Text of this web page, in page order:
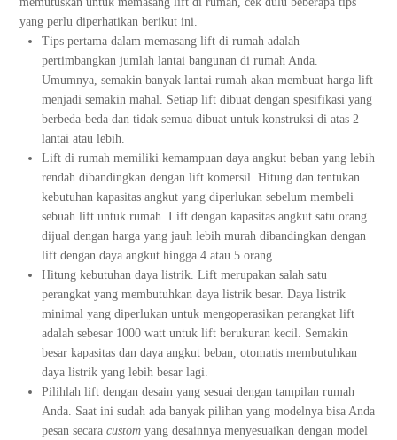
yang perlu diperhatikan berikut ini.
Tips pertama dalam memasang lift di rumah adalah
pertimbangkan jumlah lantai bangunan di rumah Anda.
Umumnya, semakin banyak lantai rumah akan membuat harga lift
menjadi semakin mahal. Setiap lift dibuat dengan spesifikasi yang
berbeda-beda dan tidak semua dibuat untuk konstruksi di atas 2
lantai atau lebih.
Lift di rumah memiliki kemampuan daya angkut beban yang lebih
rendah dibandingkan dengan lift komersil. Hitung dan tentukan
kebutuhan kapasitas angkut yang diperlukan sebelum membeli
sebuah lift untuk rumah. Lift dengan kapasitas angkut satu orang
dijual dengan harga yang jauh lebih murah dibandingkan dengan
lift dengan daya angkut hingga 4 atau 5 orang.
Hitung kebutuhan daya listrik. Lift merupakan salah satu
perangkat yang membutuhkan daya listrik besar. Daya listrik
minimal yang diperlukan untuk mengoperasikan perangkat lift
adalah sebesar 1000 watt untuk lift berukuran kecil. Semakin
besar kapasitas dan daya angkut beban, otomatis membutuhkan
daya listrik yang lebih besar lagi.
Pilihlah lift dengan desain yang sesuai dengan tampilan rumah
Anda. Saat ini sudah ada banyak pilihan yang modelnya bisa Anda
pesan secaracustomyang desainnya menyesuaikan dengan model